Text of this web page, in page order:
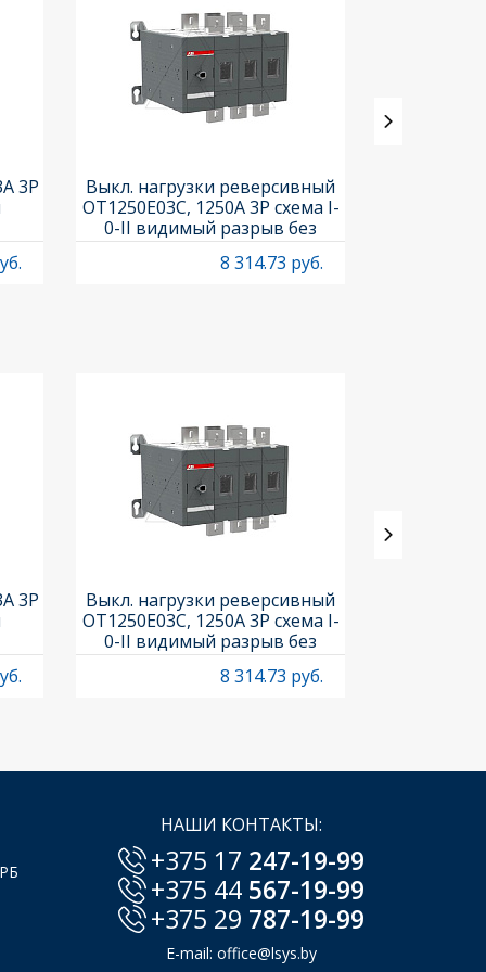
3P
Выкл. нагрузки реверсивный
OT1250E03C, 1250A 3P схема I-
0-II видимый разрыв без
рукоятки
8 314.73 руб.
3P
Выкл. нагрузки реверсивный
OT1250E03C, 1250A 3P схема I-
0-II видимый разрыв без
рукоятки
8 314.73 руб.
НАШИ КОНТАКТЫ:
+375 17 247-19-99
+375 44 567-19-99
+375 29 787-19-99
E-mail: office@lsys.by